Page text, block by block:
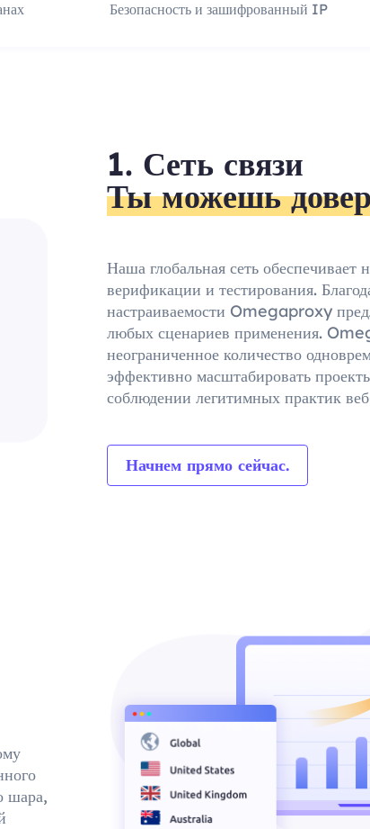
Безопасность и зашифрованный IP
1. Сеть связи
Ты можешь
Наша глобальная сеть обеспечивает
верификации и тестирования.
настраиваемости Omegaproxy
любых сценариев применения.
неограниченное количество
эффективно масштабировать
соблюдении легитимных практик
Начнем прямо сейчас.
шара,